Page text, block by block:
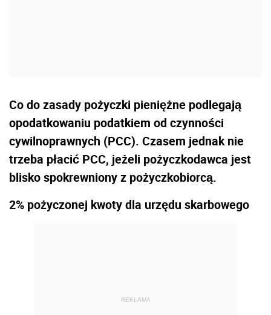
Co do zasady pożyczki pieniężne podlegają
opodatkowaniu podatkiem od czynności
cywilnoprawnych (PCC). Czasem jednak nie
trzeba płacić PCC, jeżeli pożyczkodawca jest
blisko spokrewniony z pożyczkobiorcą.
2% pożyczonej kwoty dla urzędu skarbowego
REKLAMA